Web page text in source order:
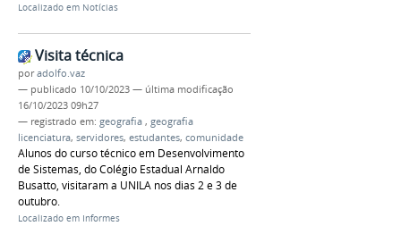
Localizado em Notícias
Visita técnica
poradolfo.vaz
— publicado 10/10/2023 — última modificação
16/10/2023 09h27
— registrado em: geografia , geografia
licenciatura, servidores, estudantes, comunidade
Alunos do curso técnico em Desenvolvimento
de Sistemas, do Colégio Estadual Arnaldo
Busatto, visitaram a UNILA nos dias 2 e 3 de
outubro.
Localizado em Informes